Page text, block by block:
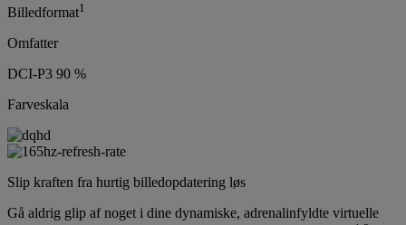
Billedformat1
Omfatter
DCI-P3 90 %
Farveskala
Slip kraften fra hurtig billedopdatering løs
Gå aldrig glip af noget i dine dynamiske, adrenalinfyldte virtuelle